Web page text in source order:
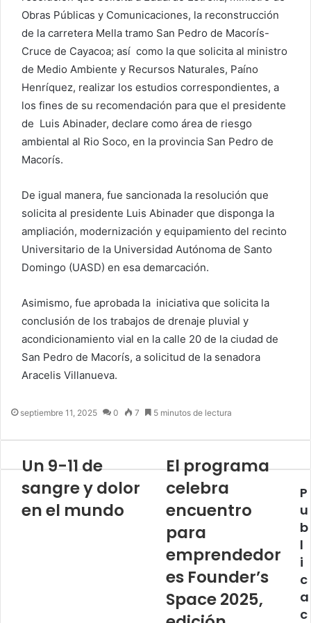
Obras Públicas y Comunicaciones, la reconstrucción
de la carretera Mella tramo San Pedro de Macorís-
Cruce de Cayacoa; así como la que solicita al ministro
de Medio Ambiente y Recursos Naturales, Paíno
Henríquez, realizar los estudios correspondientes, a
los fines de su recomendación para que el presidente
de Luis Abinader, declare como área de riesgo
ambiental al Rio Soco, en la provincia San Pedro de
Macorís.
De igual manera, fue sancionada la resolución que
solicita al presidente Luis Abinader que disponga la
ampliación, modernización y equipamiento del recinto
Universitario de la Universidad Autónoma de Santo
Domingo (UASD) en esa demarcación.
Asimismo, fue aprobada la iniciativa que solicita la
conclusión de los trabajos de drenaje pluvial y
acondicionamiento vial en la calle 20 de la ciudad de
San Pedro de Macorís, a solicitud de la senadora
Aracelis Villanueva.
septiembre 11, 2025 0 7 5 minutos de lectura
Un 9-11 de
sangre y dolor
en el mundo
El programa
celebra
encuentro
para
emprendedor
es Founder’s
Space 2025,
P
u
b
l
i
c
a
c